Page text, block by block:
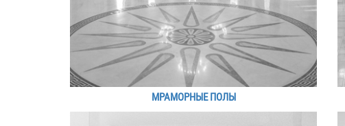
МРАМОРНЫЕ ПОЛЫ